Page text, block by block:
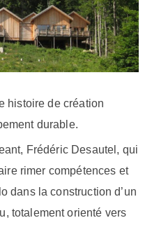
histoire de création
durable.
Frédéric Desautel , qui
rimer compétences et
dans la construction d’un
totalement orienté vers